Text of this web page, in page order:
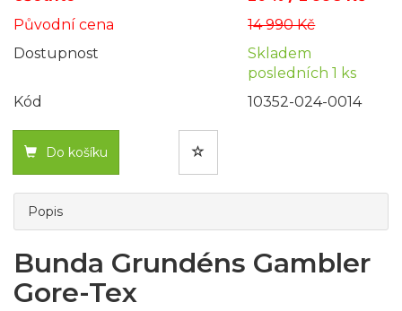
Původní cena
14 990 Kč
Dostupnost
Skladem
posledních 1 ks
Kód
10352-024-0014
Do košíku
Popis
Bunda Grundéns Gambler
Gore-Tex